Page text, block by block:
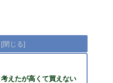
えたが高くて買えない